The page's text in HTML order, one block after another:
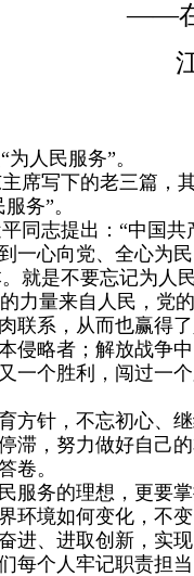
——在
人民服务”。
席写下的老三篇，
务”。
同志提出：“中国
一心向党、全心为
就是不要忘记为人
力量来自人民，党
联系，从而也赢得
侵略者；解放战争
一个胜利，闯过一
方针，不忘初心、
滞，努力做好自己
卷。
服务的理想，更要
环境如何变化，不
进、进取创新，实
每个人牢记职责担